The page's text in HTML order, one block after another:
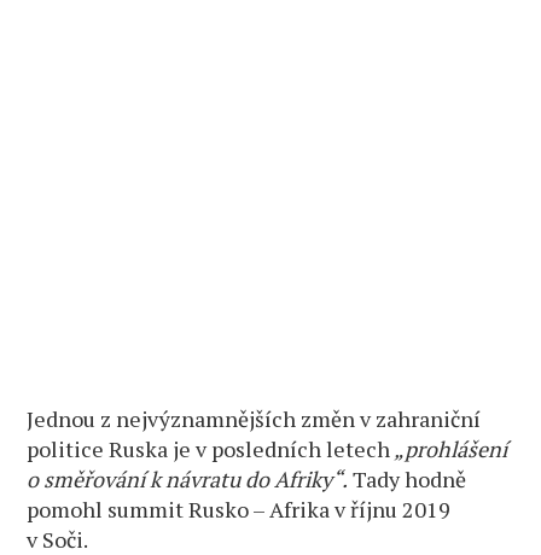
Jednou z nejvýznamnějších změn v zahraniční
politice Ruska je v posledních letech „prohlášení
o směřování k návratu do Afriky“. Tady hodně
pomohl summit Rusko – Afrika v říjnu 2019
v Soči.